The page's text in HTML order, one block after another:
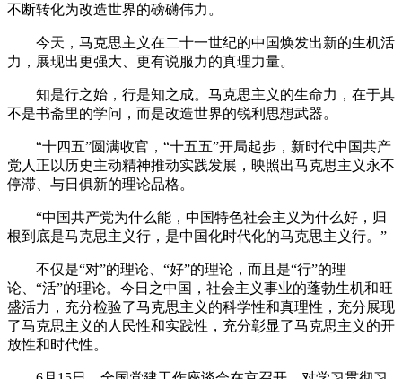
不断转化为改造世界的磅礴伟力。
今天，马克思主义在二十一世纪的中国焕发出新的生机活
力，展现出更强大、更有说服力的真理力量。
知是行之始，行是知之成。马克思主义的生命力，在于其
不是书斋里的学问，而是改造世界的锐利思想武器。
“十四五”圆满收官，“十五五”开局起步，新时代中国共产
党人正以历史主动精神推动实践发展，映照出马克思主义永不
停滞、与日俱新的理论品格。
“中国共产党为什么能，中国特色社会主义为什么好，归
根到底是马克思主义行，是中国化时代化的马克思主义行。”
不仅是“对”的理论、“好”的理论，而且是“行”的理
论、“活”的理论。今日之中国，社会主义事业的蓬勃生机和旺
盛活力，充分检验了马克思主义的科学性和真理性，充分展现
了马克思主义的人民性和实践性，充分彰显了马克思主义的开
放性和时代性。